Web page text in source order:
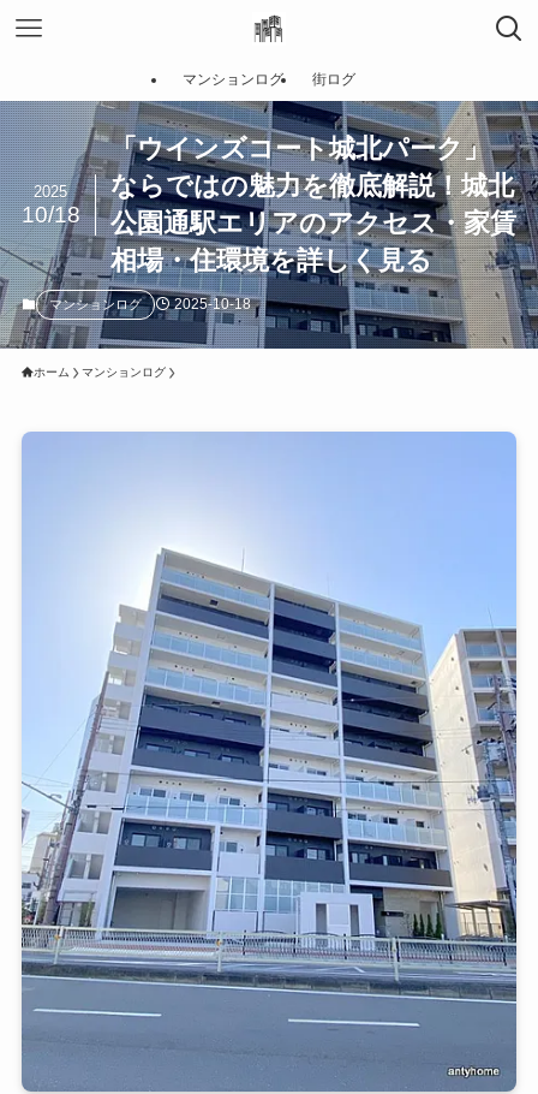
マンションログ 街ログ
「ウインズコート城北パーク」
ならではの魅力を徹底解説！城北
公園通駅エリアのアクセス・家賃
相場・住環境を詳しく見る
2025
10/18
マンションログ 2025-10-18
ホーム マンションログ